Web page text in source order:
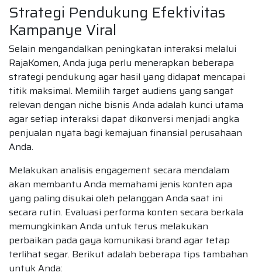
Strategi Pendukung Efektivitas
Kampanye Viral
Selain mengandalkan peningkatan interaksi melalui
RajaKomen, Anda juga perlu menerapkan beberapa
strategi pendukung agar hasil yang didapat mencapai
titik maksimal. Memilih target audiens yang sangat
relevan dengan niche bisnis Anda adalah kunci utama
agar setiap interaksi dapat dikonversi menjadi angka
penjualan nyata bagi kemajuan finansial perusahaan
Anda.
Melakukan analisis engagement secara mendalam
akan membantu Anda memahami jenis konten apa
yang paling disukai oleh pelanggan Anda saat ini
secara rutin. Evaluasi performa konten secara berkala
memungkinkan Anda untuk terus melakukan
perbaikan pada gaya komunikasi brand agar tetap
terlihat segar. Berikut adalah beberapa tips tambahan
untuk Anda: